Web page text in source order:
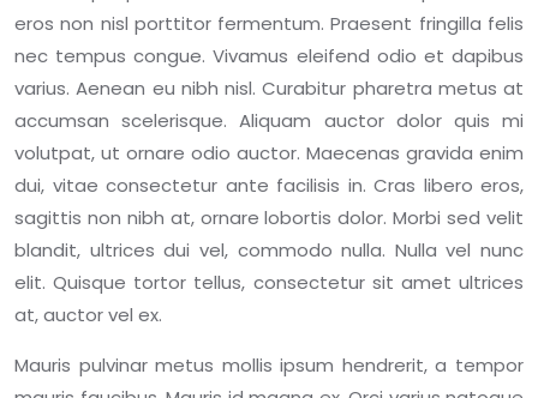
eros non nisl porttitor fermentum. Praesent fringilla felis
nec tempus congue. Vivamus eleifend odio et dapibus
varius. Aenean eu nibh nisl. Curabitur pharetra metus at
accumsan scelerisque. Aliquam auctor dolor quis mi
volutpat, ut ornare odio auctor. Maecenas gravida enim
dui, vitae consectetur ante facilisis in. Cras libero eros,
sagittis non nibh at, ornare lobortis dolor. Morbi sed velit
blandit, ultrices dui vel, commodo nulla. Nulla vel nunc
elit. Quisque tortor tellus, consectetur sit amet ultrices
at, auctor vel ex.
Mauris pulvinar metus mollis ipsum hendrerit, a tempor